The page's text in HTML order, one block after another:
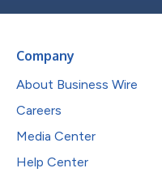
Company
About Business Wire
Careers
Media Center
Help Center